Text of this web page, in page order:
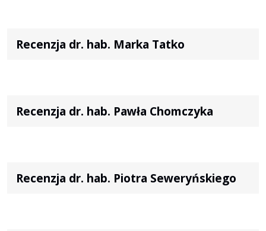
Recenzja dr. hab. Marka Tatko
Recenzja dr. hab. Pawła Chomczyka
Recenzja dr. hab. Piotra Seweryńskiego